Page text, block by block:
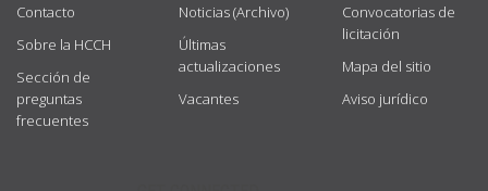
Contacto
Sobre la HCCH
Sección de
preguntas
frecuentes
Noticias (Archivo)
Últimas
actualizaciones
Vacantes
Convocatorias de
licitación
Mapa del sitio
Aviso jurídico